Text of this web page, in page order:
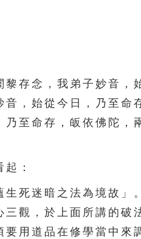
念，我弟子妙音，
，始從今日，乃至命
至命存，皈依佛陀
：
迷暗之法為境故」
觀，於上面所講的
用道品在修學當中來